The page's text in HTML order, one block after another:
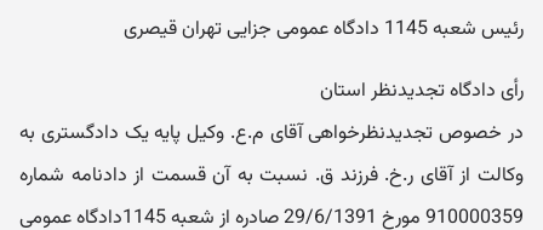
رئیس شعبه 1145 دادگاه عمومی جزایی تهران قیصری
رأی دادگاه تجدیدنظر استان
در خصوص تجدیدنظرخواهی آقای م.ع. وکیل پایه یک دادگستری به
وکالت از آقای ر.خ. فرزند ق. نسبت به آن قسمت از دادنامه شماره
910000359 مورخ 29/6/1391 صادره از شعبه 1145دادگاه عمومی